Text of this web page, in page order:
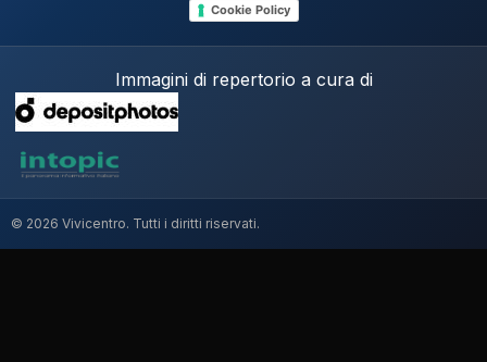
Cookie Policy
Immagini di repertorio a cura di
© 2026 Vivicentro. Tutti i diritti riservati.